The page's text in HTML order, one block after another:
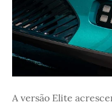
A versão Elite